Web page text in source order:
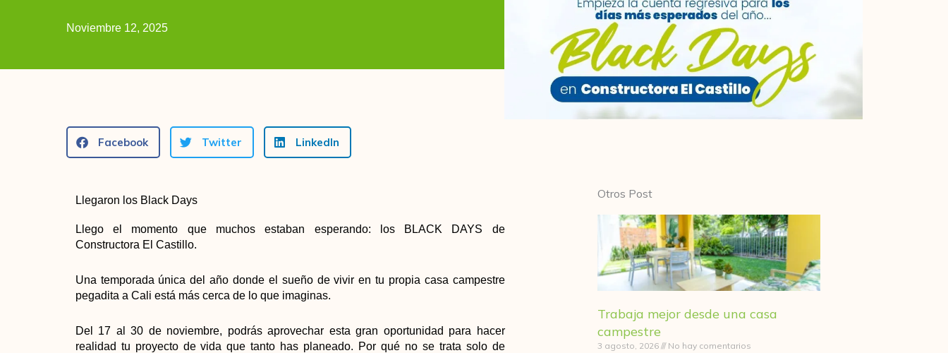
Noviembre 12, 2025
Facebook Twitter LinkedIn
Llegaron los Black Days
Llego el momento que muchos estaban esperando: los BLACK DAYS de
Constructora El Castillo.
Una temporada única del año donde el sueño de vivir en tu propia casa campestre
pegadita a Cali está más cerca de lo que imaginas.
Del 17 al 30 de noviembre, podrás aprovechar esta gran oportunidad para hacer
realidad tu proyecto de vida que tanto has planeado. Por qué no se trata solo de
Otros Post
Trabaja mejor desde una casa
campestre
3 agosto, 2026 No hay comentarios